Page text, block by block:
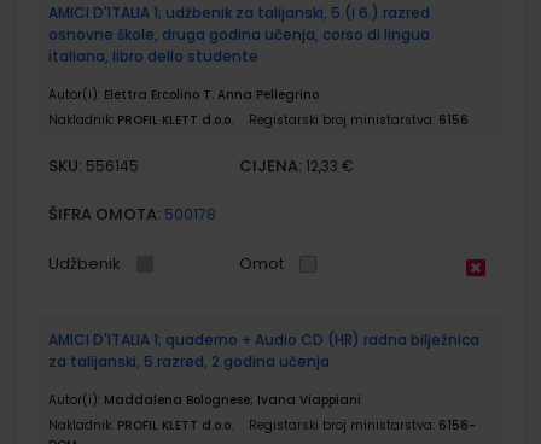
AMICI D'ITALIA 1; udžbenik za talijanski, 5.(i 6.) razred
osnovne škole, druga godina učenja, corso di lingua
italiana, libro dello studente
Autor(i): Elettra Ercolino T. Anna Pellegrino
Nakladnik: PROFIL KLETT d.o.o. Registarski broj ministarstva: 6156
SKU: 556145 CIJENA: 12,33 €
ŠIFRA OMOTA: 500178
Udžbenik Omot
AMICI D'ITALIA 1; quaderno + Audio CD (HR) radna bilježnica
za talijanski, 5.razred, 2.godina učenja
Autor(i): Maddalena Bolognese; Ivana Viappiani
Nakladnik: PROFIL KLETT d.o.o. Registarski broj ministarstva: 6156-